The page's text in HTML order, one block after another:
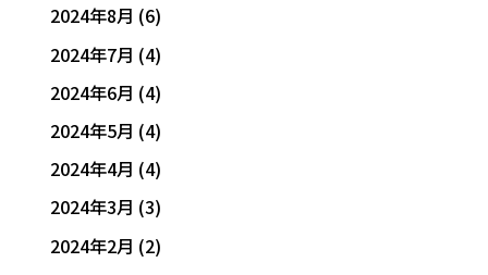
2024年8月 (6)
2024年7月 (4)
2024年6月 (4)
2024年5月 (4)
2024年4月 (4)
2024年3月 (3)
2024年2月 (2)